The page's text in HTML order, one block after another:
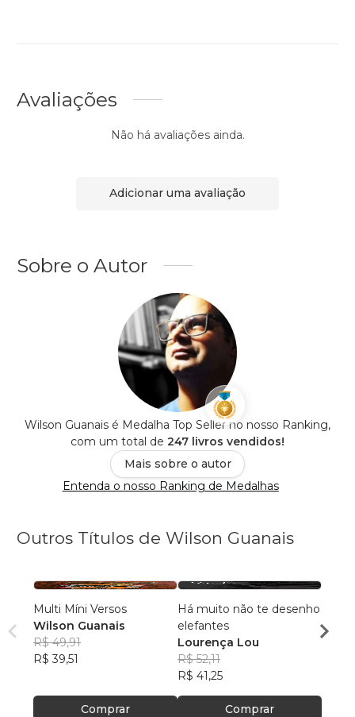
Avaliações
Não há avaliações ainda.
Adicionar uma avaliação
Sobre o Autor
Wilson Guanais é Medalha Top Seller no nosso Ranking,
com um total de 247 livros vendidos!
Mais sobre o autor
Entenda o nosso Ranking de Medalhas
Outros Títulos de Wilson Guanais
Multi Míni Versos
Wilson Guanais
R$ 49,91
R$ 39,51
Comprar
Há muito não te desenho
elefantes
Lourença Lou
R$ 52,11
R$ 41,25
Comprar
R$